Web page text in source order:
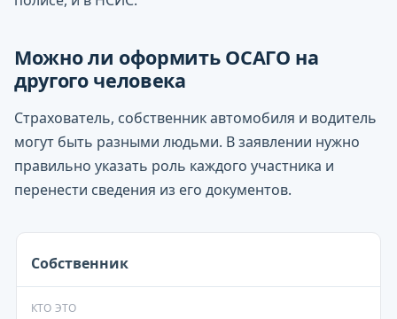
Можно ли оформить ОСАГО на
другого человека
Страхователь, собственник автомобиля и водитель
могут быть разными людьми. В заявлении нужно
правильно указать роль каждого участника и
перенести сведения из его документов.
Собственник